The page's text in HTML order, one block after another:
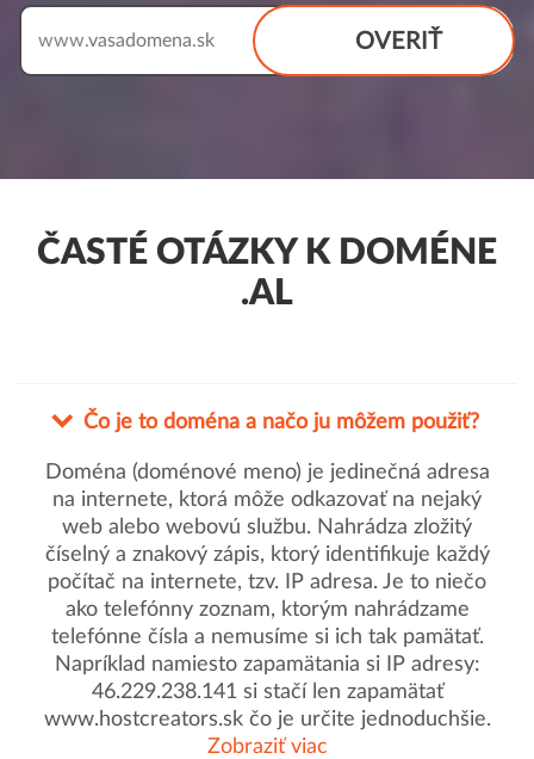
OVERIŤ
www.
ČASTÉ OTÁZKY K DOMÉNE
.AL
Čo je to doména a načo ju môžem použiť?
Doména (doménové meno) je jedinečná adresa
na internete, ktorá môže odkazovať na nejaký
web alebo webovú službu. Nahrádza zložitý
číselný a znakový zápis, ktorý identifikuje každý
počítač na internete, tzv. IP adresa. Je to niečo
ako telefónny zoznam, ktorým nahrádzame
telefónne čísla a nemusíme si ich tak pamätať.
Napríklad namiesto zapamätania si IP adresy:
46.229.238.141 si stačí len zapamätať
www.hostcreators.sk čo je určite jednoduchšie.
Zobraziť viac